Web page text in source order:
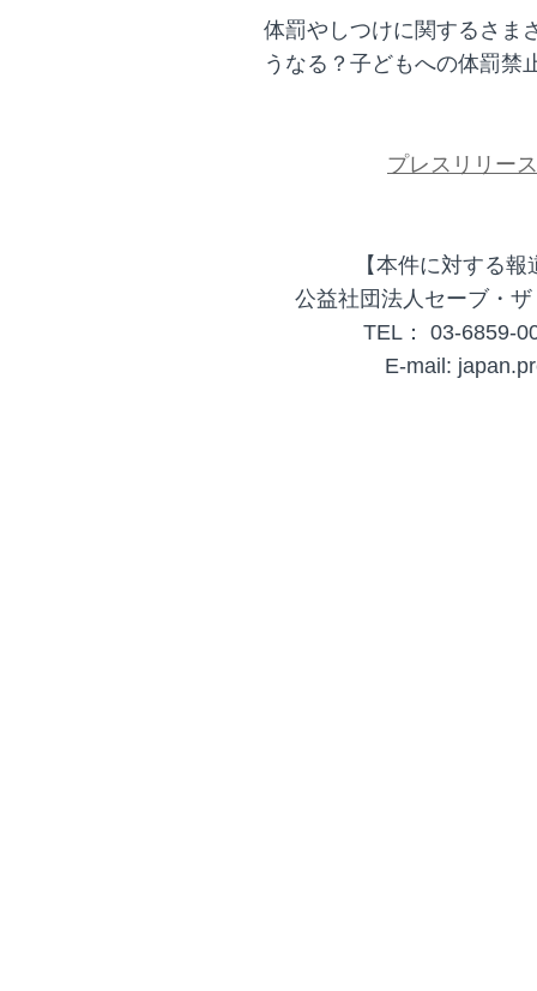
体罰やしつけに関するさま
うなる？子どもへの体罰禁
プレスリリー
【本件に対する
公益社団法人セーブ・
TEL： 03-6859-
E-mail: